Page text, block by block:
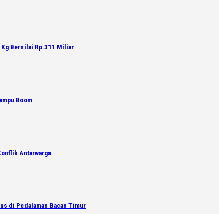
Bernilai Rp.311 Miliar
Boom
Antarwarga
di Pedalaman Bacan Timur